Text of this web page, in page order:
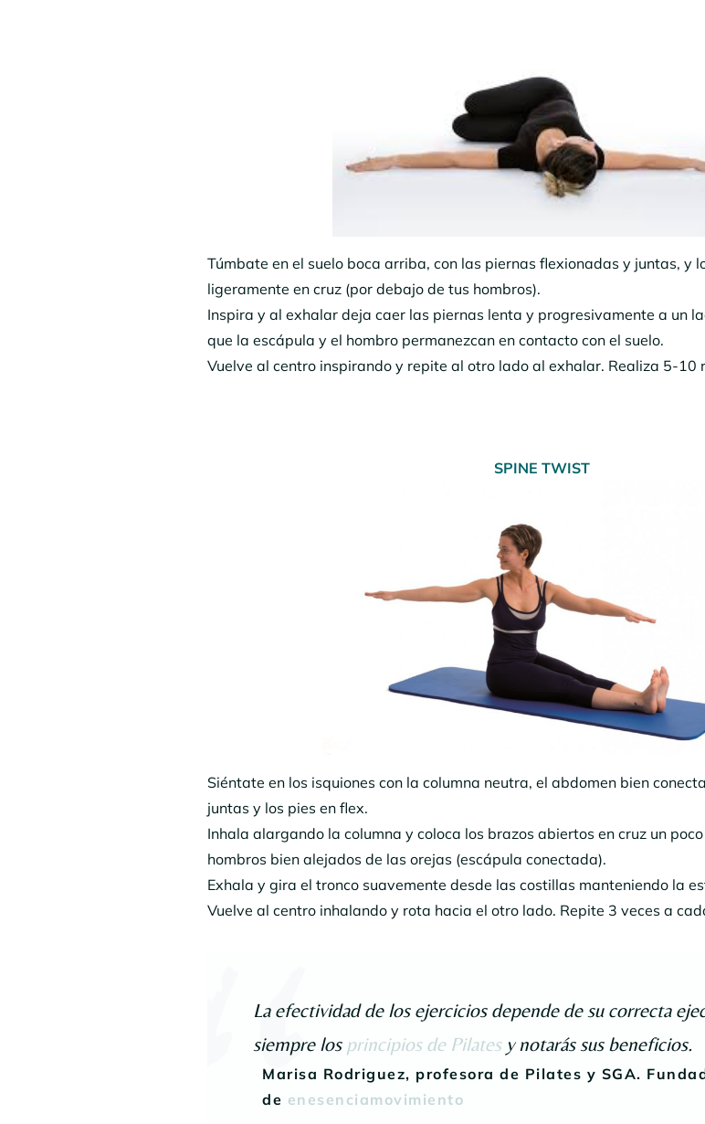
Túmbate en el suelo boca arriba, con las piernas flexionadas y juntas, y
ligeramente en cruz (por debajo de tus hombros).
Inspira y al exhalar deja caer las piernas lenta y progresivamente a un
que la escápula y el hombro permanezcan en contacto con el suelo.
Vuelve al centro inspirando y repite al otro lado al exhalar. Realiza 5-10
SPINE TWIST
Siéntate en los isquiones con la columna neutra, el abdomen bien
juntas y los pies en flex.
Inhala alargando la columna y coloca los brazos abiertos en cruz un
hombros bien alejados de las orejas (escápula conectada).
Exhala y gira el tronco suavemente desde las costillas manteniendo la
Vuelve al centro inhalando y rota hacia el otro lado. Repite 3 veces a
La efectividad de los ejercicios depende de su correcta
siempre los principios de Pilatesy notarás sus beneficios.
Marisa Rodriguez, profesora de Pilates y SGA.
de enesenciamovimiento